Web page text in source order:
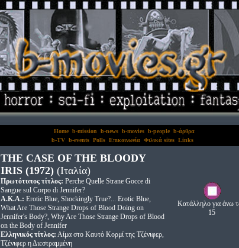
Home b-mission b-news b-movies b-people b-άρθρα
b-TV b-events Polls Επικοινωνία Φιλικά sites Links
THE CASE OF THE BLOODY
IRIS (1972) (Ιταλία)
Πρωτότυπος τίτλος: Perche Quelle Strane Gocce di
Sangue sul Corpo di Jennifer?
A.K.A.: Erotic Blue, Shockingly True?... Erotic Blue,
What Are Those Strange Drops of Blood Doing on
Jennifer's Body?, Why Are Those Strange Drops of Blood
on the Body of Jennifer
Ελληνικός τίτλος: Αίμα στο Καυτό Κορμί της Τζένιφερ,
Τζένιφερ η Διεστραμμένη
Κατάλληλο για άνω
15